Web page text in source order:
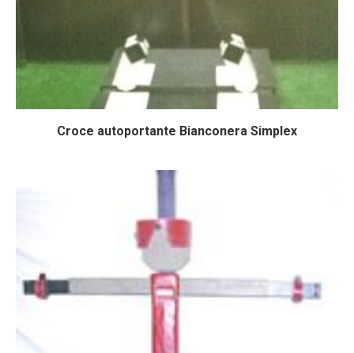
Croce autoportante Bianconera Simplex